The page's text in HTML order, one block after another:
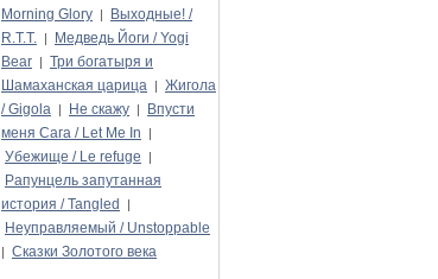
Morning Glory |
Выходные! /
R.T.T. |
Медведь Йоги / Yogi
Bear | Три богатыря и
Шамаханская царица | Жигола
/ Gigola | Не скажу |
Впусти
меня Сага / Let Me In
|
Убежище / Le refuge |
Рапунцель запутанная
история / Tangled
|
Неуправляемый / Unstoppable
| Сказки Золотого века